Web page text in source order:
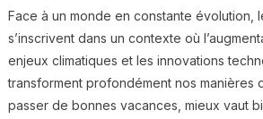
Face à un monde en constante évolution,
s’inscrivent dans un contexte où
enjeux climatiques et les innovations
transforment profondément nos manières
passer de bonnes vacances, mieux vaut